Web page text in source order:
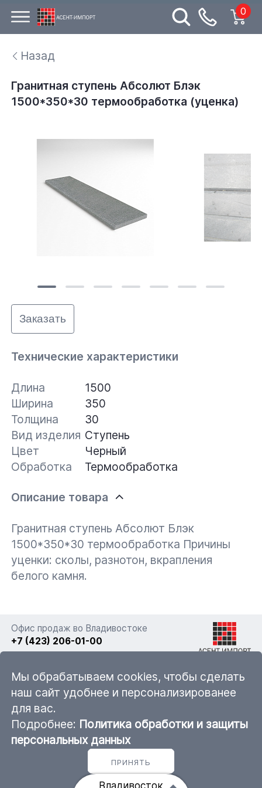
0
Назад
Гранитная ступень Абсолют Блэк
1500*350*30 термообработка (уценка)
Заказать
Технические характеристики
Длина
1500
Ширина
350
Толщина
30
Вид изделия Ступень
Цвет
Черный
Обработка
Термообработка
Описание товара
Гранитная ступень Абсолют Блэк
1500*350*30 термообработка Причины
уценки: сколы, разнотон, вкрапления
белого камня.
Офис продаж во Владивостоке
+7 (423) 206-01-00
sales@ascent-import.ru
Карта каталога продукции
© 2011 — 2026 ООО «Асент-Импорт»
Владивосток
Мы обрабатываем cookies, чтобы сделать
наш сайт удобнее и персонализированее
для вас.
Подробнее: Политика обработки и защиты
персональных данных
ПРИНЯТЬ